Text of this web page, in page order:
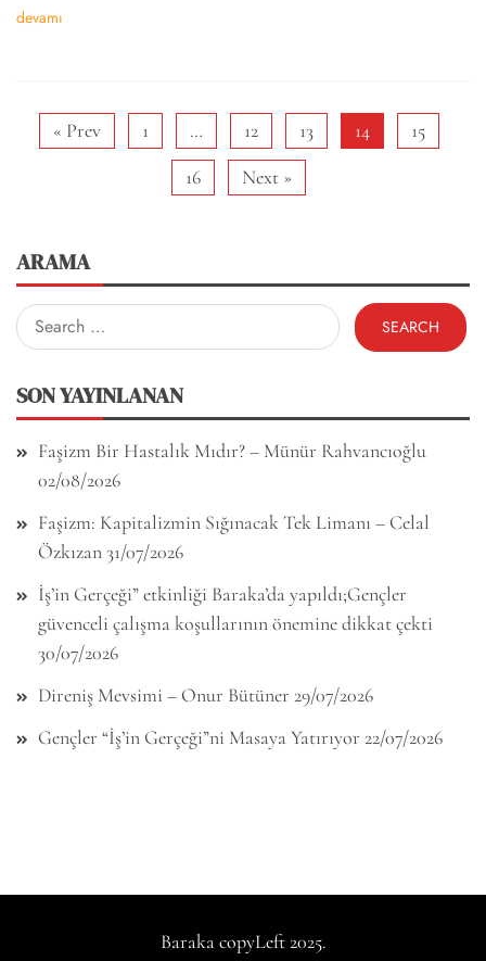
devamı
« Prev 1 … 12 13 14
15
16
Next »
ARAMA
Search
for:
SON YAYINLANAN
Faşizm Bir Hastalık Mıdır? – Münür Rahvancıoğlu
02/08/2026
Faşizm: Kapitalizmin Sığınacak Tek Limanı – Celal
Özkızan31/07/2026
İş’in Gerçeği” etkinliği Baraka’da yapıldı;Gençler
güvenceli çalışma koşullarının önemine dikkat çekti
30/07/2026
Direniş Mevsimi – Onur Bütüner 29/07/2026
Gençler “İş’in Gerçeği”ni Masaya Yatırıyor 22/07/2026
Baraka copyLeft 2025.